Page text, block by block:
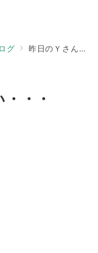
グ 昨日のＹさんのお見合い・・・
・・